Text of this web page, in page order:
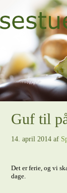
Guf til
14. april 2014 af
Det er ferie, og vi
dage.